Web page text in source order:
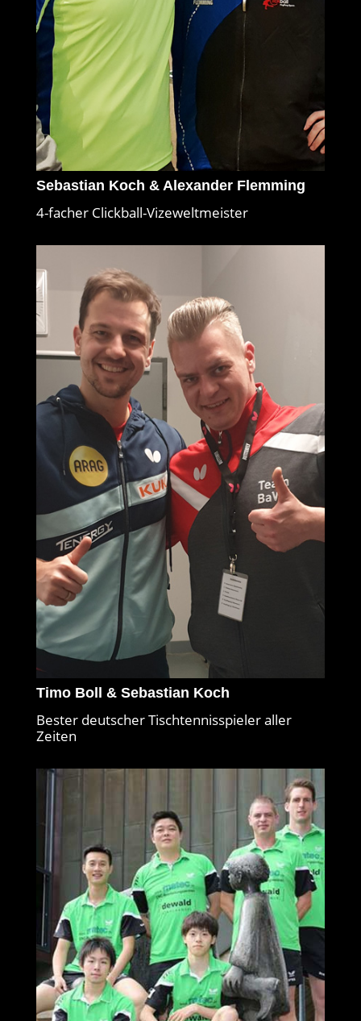
Sebastian Koch & Alexander Flemming
4-facher Clickball-Vizeweltmeister
Timo Boll & Sebastian Koch
Bester deutscher Tischtennisspieler aller
Zeiten